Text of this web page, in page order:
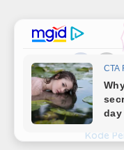
Indeks Kode
Disclaimer
Kode